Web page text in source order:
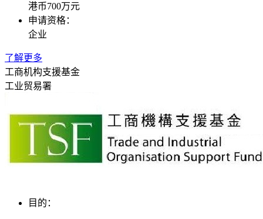
港币700万元
申请资格：
企业
了解更多
工商机构支援基金
工业贸易署
目的：